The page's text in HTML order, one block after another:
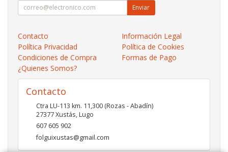
Enviar
Contacto
Información Legal
Política Privacidad
Política de Cookies
Condiciones de Compra
Formas de Pago
¿Quienes Somos?
Contacto
Ctra LU-113 km. 11,300 (Rozas - Abadín)
27377Xustás,Lugo
607 605 902
folguixustas@gmail.com